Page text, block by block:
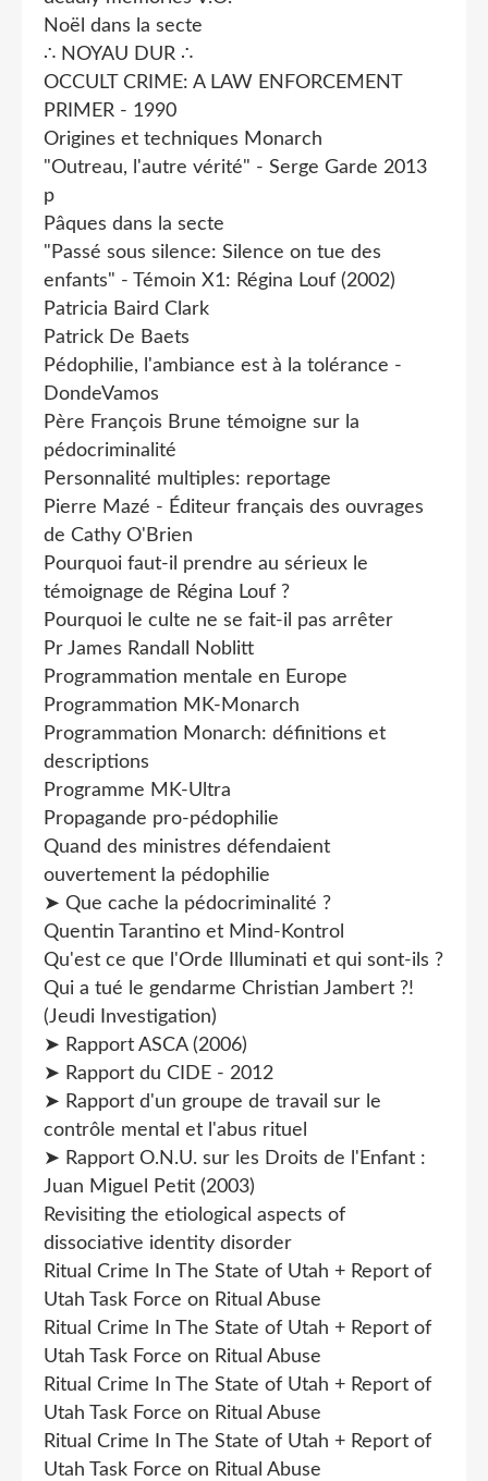
Noël dans la secte
∴ NOYAU DUR ∴
OCCULT CRIME: A LAW ENFORCEMENT
PRIMER - 1990
Origines et techniques Monarch
"Outreau, l'autre vérité" - Serge Garde 2013
p
Pâques dans la secte
"Passé sous silence: Silence on tue des
enfants" - Témoin X1: Régina Louf (2002)
Patricia Baird Clark
Patrick De Baets
Pédophilie, l'ambiance est à la tolérance -
DondeVamos
Père François Brune témoigne sur la
pédocriminalité
Personnalité multiples: reportage
Pierre Mazé - Éditeur français des ouvrages
de Cathy O'Brien
Pourquoi faut-il prendre au sérieux le
témoignage de Régina Louf ?
Pourquoi le culte ne se fait-il pas arrêter
Pr James Randall Noblitt
Programmation mentale en Europe
Programmation MK-Monarch
Programmation Monarch: définitions et
descriptions
Programme MK-Ultra
Propagande pro-pédophilie
Quand des ministres défendaient
ouvertement la pédophilie
➤ Que cache la pédocriminalité ?
Quentin Tarantino et Mind-Kontrol
Qu'est ce que l'Orde Illuminati et qui sont-ils ?
Qui a tué le gendarme Christian Jambert ?!
(Jeudi Investigation)
➤ Rapport ASCA (2006)
➤ Rapport du CIDE - 2012
➤ Rapport d'un groupe de travail sur le
contrôle mental et l'abus rituel
➤ Rapport O.N.U. sur les Droits de l'Enfant :
Juan Miguel Petit (2003)
Revisiting the etiological aspects of
dissociative identity disorder
Ritual Crime In The State of Utah + Report of
Utah Task Force on Ritual Abuse
Ritual Crime In The State of Utah + Report of
Utah Task Force on Ritual Abuse
Ritual Crime In The State of Utah + Report of
Utah Task Force on Ritual Abuse
Ritual Crime In The State of Utah + Report of
Utah Task Force on Ritual Abuse